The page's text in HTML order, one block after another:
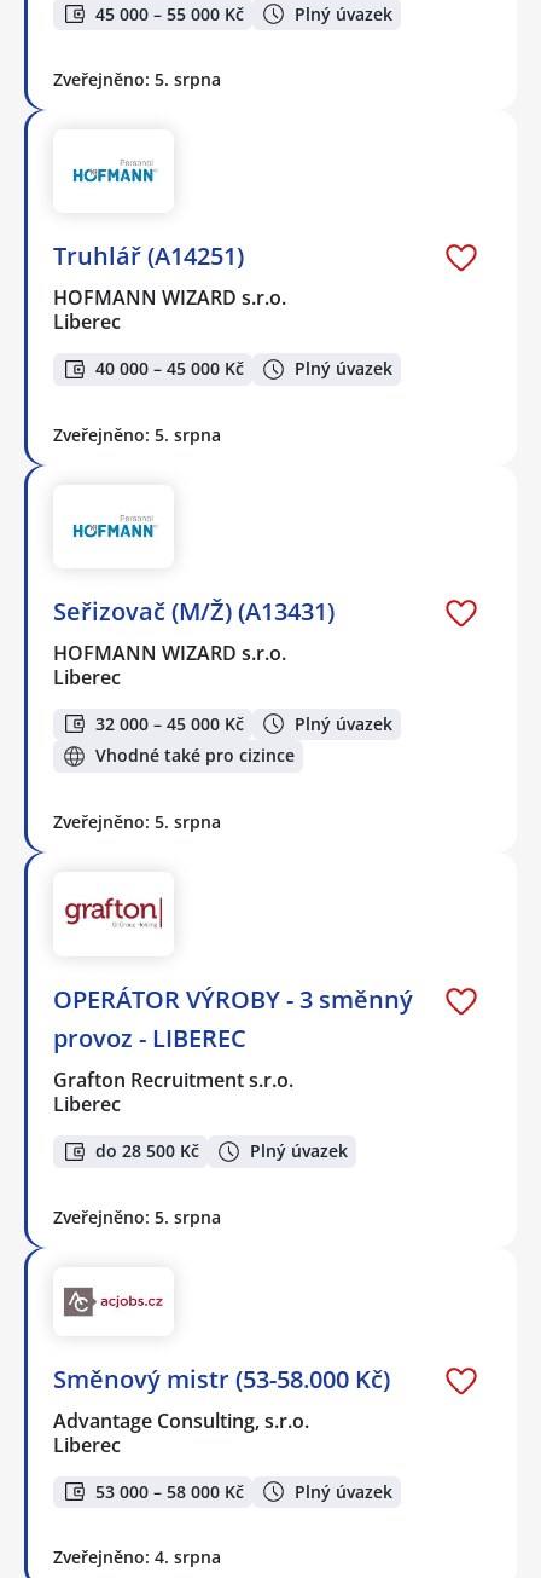
45 000 – 55 000 Kč Plný úvazek
Zveřejněno: 5. srpna
Truhlář (A14251)
HOFMANN WIZARD s.r.o.
Liberec
40 000 – 45 000 Kč Plný úvazek
Zveřejněno: 5. srpna
Seřizovač (M/Ž) (A13431)
HOFMANN WIZARD s.r.o.
Liberec
32 000 – 45 000 Kč
Plný úvazek
Vhodné také pro cizince
Zveřejněno: 5. srpna
OPERÁTOR VÝROBY - 3 směnný
provoz - LIBEREC
Grafton Recruitment s.r.o.
Liberec
do 28 500 Kč Plný úvazek
Zveřejněno: 5. srpna
Směnový mistr (53-58.000 Kč)
Advantage Consulting, s.r.o.
Liberec
53 000 – 58 000 Kč Plný úvazek
Zveřejněno: 4. srpna